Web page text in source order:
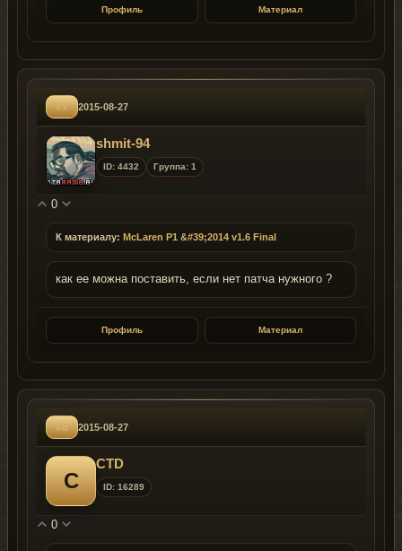
Профиль Материал
#7 2015-08-27
shmit-94
ID: 4432 Группа: 1
0
К материалу: McLaren P1 &#39;2014 v1.6 Final
как ее можна поставить, если нет патча нужного ?
Профиль Материал
#8 2015-08-27
C
CTD
ID: 16289
0